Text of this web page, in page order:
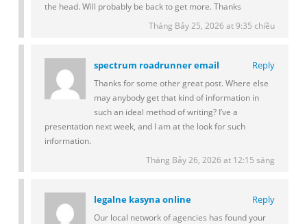
the head. Will probably be back to get more. Thanks
Tháng Bảy 25, 2026 at 9:35 chiều
spectrum roadrunner email Reply
Thanks for some other great post. Where else
may anybody get that kind of information in
such an ideal method of writing? I’ve a
presentation next week, and I am at the look for such
information.
Tháng Bảy 26, 2026 at 12:15 sáng
legalne kasyna online Reply
Our local network of agencies has found your